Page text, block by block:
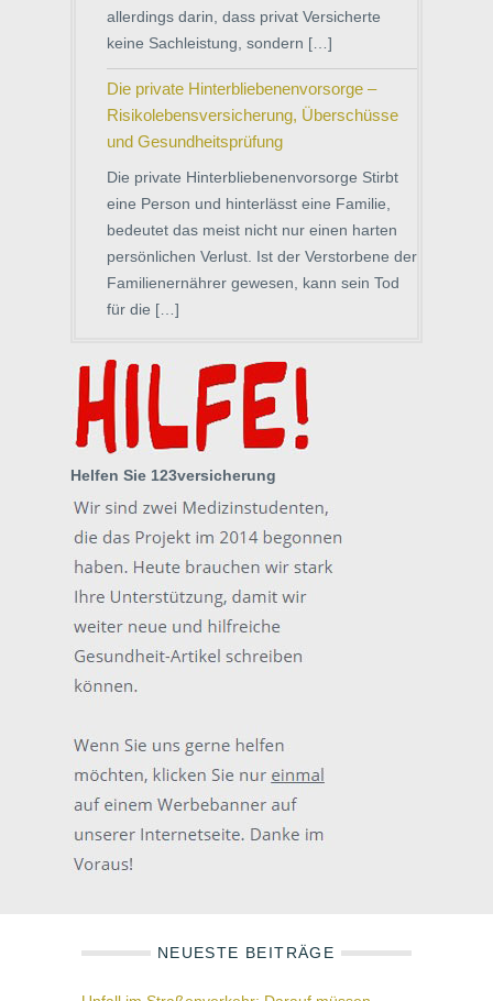
allerdings darin, dass privat Versicherte
keine Sachleistung, sondern […]
Die private Hinterbliebenenvorsorge –
Risikolebensversicherung, Überschüsse
und Gesundheitsprüfung
Die private Hinterbliebenenvorsorge Stirbt
eine Person und hinterlässt eine Familie,
bedeutet das meist nicht nur einen harten
persönlichen Verlust. Ist der Verstorbene der
Familienernährer gewesen, kann sein Tod
für die […]
Helfen Sie 123versicherung
NEUESTE BEITRÄGE